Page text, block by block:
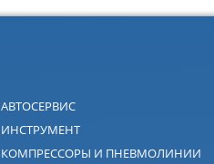
АВТОСЕРВИС
ИНСТРУМЕНТ
КОМПРЕССОРЫ И ПНЕВМОЛИНИИ